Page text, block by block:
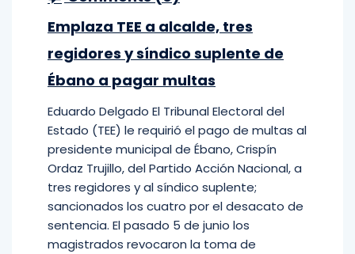
Emplaza TEE a alcalde, tres
regidores y síndico suplente de
Ébano a pagar multas
Eduardo Delgado El Tribunal Electoral del
Estado (TEE) le requirió el pago de multas al
presidente municipal de Ébano, Crispín
Ordaz Trujillo, del Partido Acción Nacional, a
tres regidores y al síndico suplente;
sancionados los cuatro por el desacato de
sentencia. El pasado 5 de junio los
magistrados revocaron la toma de